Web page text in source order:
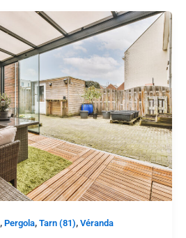
, Pergola, Tarn (81), Véranda